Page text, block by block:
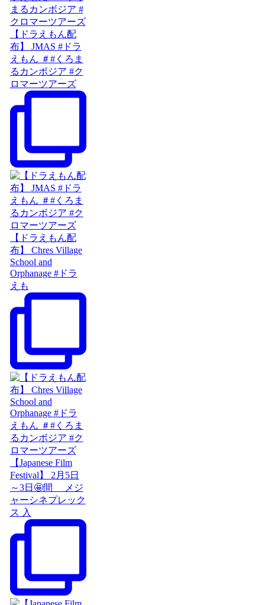
【ドラえもん配
布】 JMAS #ドラ
えもん ＃#くろま
るカンボジア #ク
ロマーツアーズ
【ドラえもん配
布】 Chres Village
School and
Orphanage #ドラ
えも
【Japanese Film
Festival】 2月5日
～3日🤩間 メジ
ャーシネプレック
ス 入